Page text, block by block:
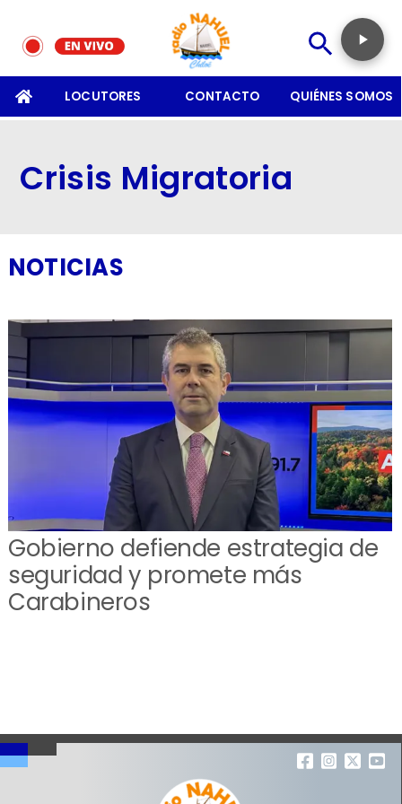
LOCUTORES CONTACTO QUIÉNES SOMOS
Crisis Migratoria
NOTICIAS
Gobierno defiende estrategia de
seguridad y promete más
Carabineros